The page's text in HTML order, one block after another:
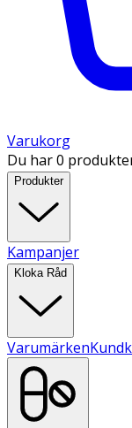
Varukorg
Du har 0
Produkter
Kampanjer
Kloka Råd
Varumärken